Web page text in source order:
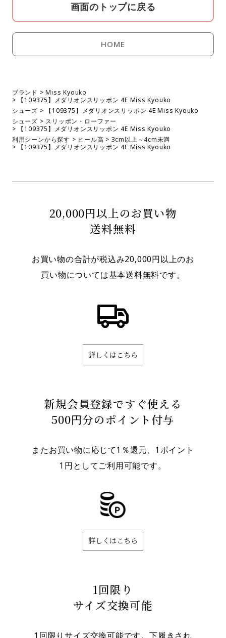
画面のトップに戻る
HOME
ブランド
Miss Kyouko
【109375】メダリオンスリッポン 4E Miss Kyouko
シューズ
【109375】メダリオンスリッポン 4E Miss Kyouko
シューズ
スリッポン・ローファー
【109375】メダリオンスリッポン 4E Miss Kyouko
利用シーンから探す
ヒール高
3cm以上～4cm未満
【109375】メダリオンスリッポン 4E Miss Kyouko
20,000円以上のお買い物
送料無料
お買い物の合計が税込み20,000円以上のお
買い物については基本送料無料です。
詳しくはこちら
新規会員登録ですぐ使える
500円分のポイント付与
またお買い物に応じて1％還元、1ポイント
1円としてご利用可能です。
詳しくはこちら
1回限り
サイズ交換可能
1回限りサイズ交換可能です。下履きされ